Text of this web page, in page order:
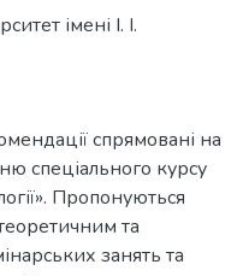
імені І. І.
спрямовані на
спеціального курсу
Пропонуються
та
занять та